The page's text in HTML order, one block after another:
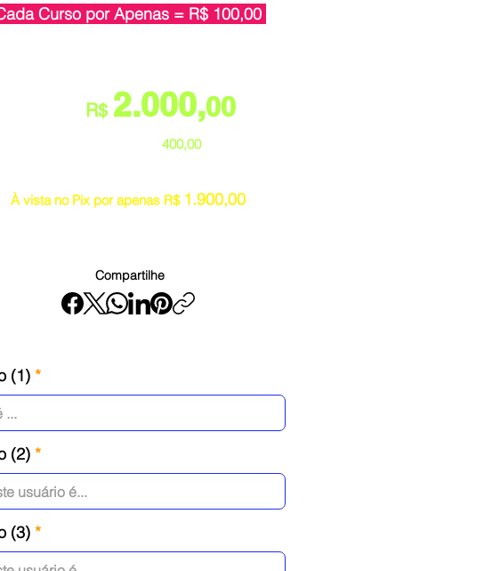
Curso por Apenas = R$ 100,00
R$ 2.000,00
400,00
À vista no Pix por apenas R$ 1.900,00
Compartilhe
(1)
(2)
(3)